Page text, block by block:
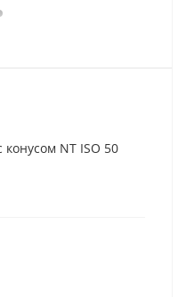
конусом NT ISO 50